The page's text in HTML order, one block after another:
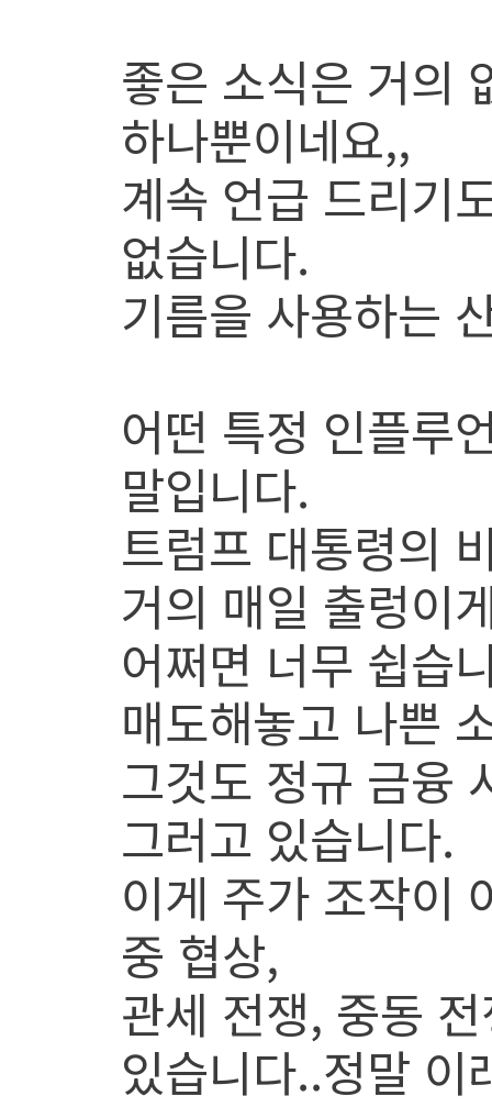
좋은 소식은 거의
하나뿐이네요,,
계속 언급 드리기
없습니다.
기름을 사용하는
어떤 특정 인플루
말입니다.
트럼프 대통령의
거의 매일 출렁이
어쩌면 너무 쉽습
매도해놓고 나쁜
그것도 정규 금융
그러고 있습니다.
이게 주가 조작이
중 협상,
관세 전쟁, 중동
있습니다..정말 이